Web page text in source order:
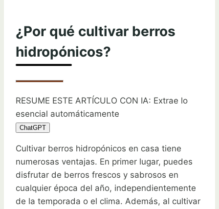
¿Por qué cultivar berros
hidropónicos?
RESUME ESTE ARTÍCULO CON IA: Extrae lo
esencial automáticamente
ChatGPT
Cultivar berros hidropónicos en casa tiene
numerosas ventajas. En primer lugar, puedes
disfrutar de berros frescos y sabrosos en
cualquier época del año, independientemente
de la temporada o el clima. Además, al cultivar